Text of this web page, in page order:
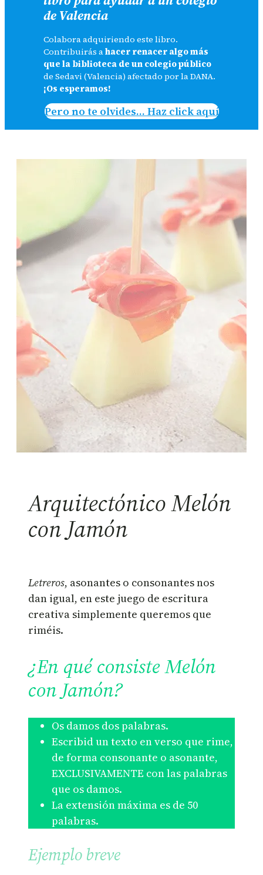
de Valencia
Colabora adquiriendo este libro.
Contribuirás ahacer renacer algo más
que la biblioteca de un colegio público
de Sedavi (Valencia) afectado por la DANA.
¡Os esperamos!
Pero no te olvides… Haz click aquí
Arquitectónico Melón
con Jamón
Letreros, asonantes o consonantes nos
dan igual, en este juego de escritura
creativa simplemente queremos que
riméis.
¿En qué consiste Melón
con Jamón?
Os damos dos palabras.
Escribid un texto en verso que rime,
de forma consonante o asonante,
EXCLUSIVAMENTE con las palabras
que os damos.
La extensión máxima es de 50
palabras.
Ejemplo breve